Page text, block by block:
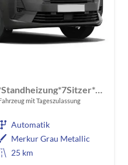
GS (M) 2.2D 8AT 180 AHK*Standheizung*7Sitzer*Leder*Android Auto*Navi*SHZ*Kamera
mit Tageszulassung
Automatik
Merkur Grau Metallic
25 km